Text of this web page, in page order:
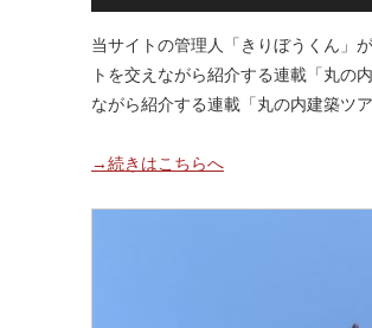
当サイトの管理人「きりぼうくん」
トを交えながら紹介する連載「丸の
ながら紹介する連載「丸の内建築ツ
→続きはこちらへ